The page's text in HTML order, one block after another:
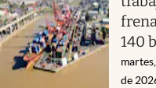
140
de